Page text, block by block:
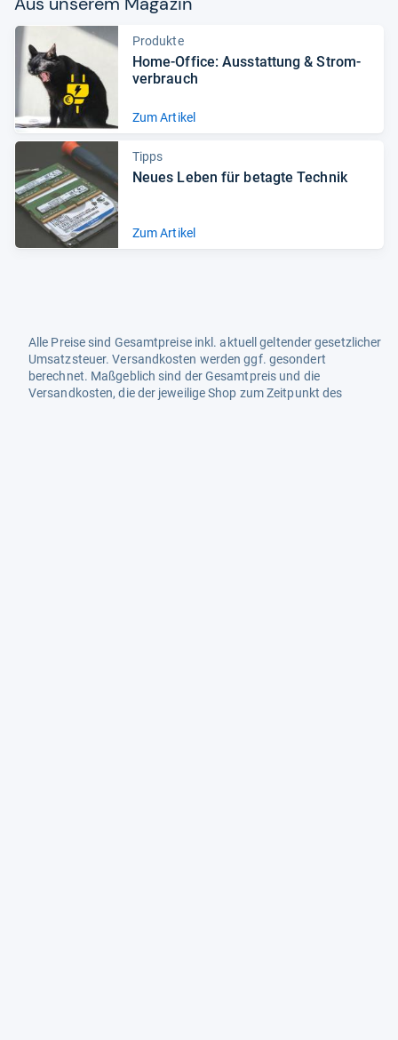
Produkte
Home-​Office: Aus­stat­tung & Strom­
ver­brauch
Zum Artikel
Tipps
Neues Leben für betagte Tech­nik
Zum Artikel
Alle Preise sind Gesamtpreise inkl. aktuell geltender gesetzlicher
Umsatzsteuer. Versandkosten werden ggf. gesondert
berechnet. Maßgeblich sind der Gesamtpreis und die
Versandkosten, die der jeweilige Shop zum Zeitpunkt des